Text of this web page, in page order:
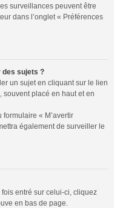
surveillances peuvent être
dans l’onglet « Préférences
des sujets ?
un sujet en cliquant sur le lien
placé en haut et en
« M’avertir
également de surveiller le
entré sur celui-ci, cliquez
en bas de page.